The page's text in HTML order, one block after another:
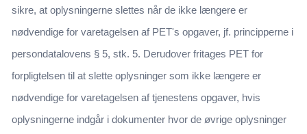
sikre, at oplysningerne slettes når de ikke længere er
nødvendige for varetagelsen af PET's opgaver, jf. principperne i
persondatalovens § 5, stk. 5. Derudover fritages PET for
forpligtelsen til at slette oplysninger som ikke længere er
nødvendige for varetagelsen af tjenestens opgaver, hvis
oplysningerne indgår i dokumenter hvor de øvrige oplysninger